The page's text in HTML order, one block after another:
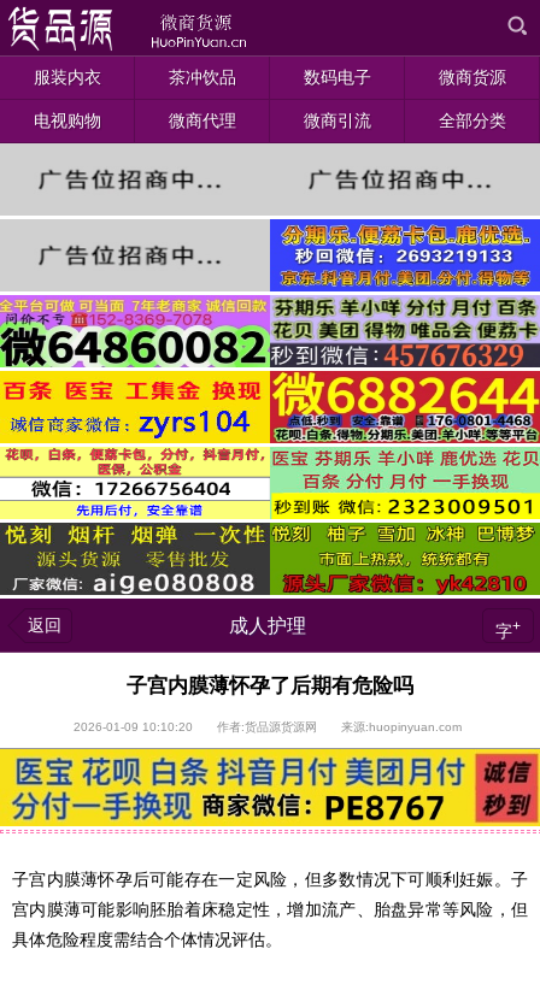
服装内衣 茶冲饮品 数码电子 微商货源
电视购物 微商代理 微商引流 全部分类
返回 成人护理 字+
子宫内膜薄怀孕了后期有危险吗
2026-01-09 10:10:20 作者:货品源货源网 来源:huopinyuan.com
子宫内膜薄怀孕后可能存在一定风险，但多数情况下可顺利妊娠。子
宫内膜薄可能影响胚胎着床稳定性，增加流产、胎盘异常等风险，但
具体危险程度需结合个体情况评估。